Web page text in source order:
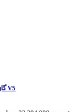
گاز صفحه ای اخوان مدل ونوس V5